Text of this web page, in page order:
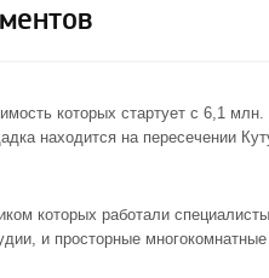
которых стартует с 6,1 млн.
находится на пересечении
которых работали
и просторные